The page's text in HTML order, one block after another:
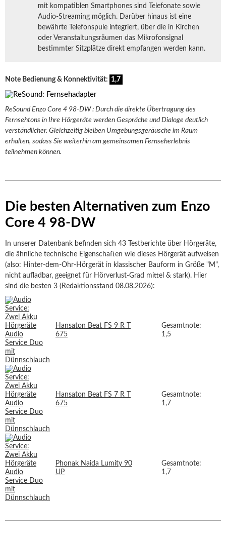
mit kompatiblen Smartphones sind Telefonate sowie
Audio-Streaming möglich. Darüber hinaus ist eine
bewährte Telefonspule integriert, über die in Kirchen
oder Veranstaltungsräumen das Mikrofonsignal
bestimmter Sitzplätze direkt empfangen werden kann.
Note Bedienung & Konnektivität: 1,7
ReSound Enzo Core 4 98-DW : Durch die direkte Übertragung des
Fernsehtons in Ihre Hörgeräte werden Gespräche und Dialoge deutlich
verständlicher. Gleichzeitig bleiben Umgebungsgeräusche im Raum
erhalten, sodass Sie weiterhin am gemeinsamen Fernseherlebnis
teilnehmen können.
Die besten Alternativen zum Enzo
Core 4 98-DW
In unserer Datenbank befinden sich 43 Testberichte über Hörgeräte,
die ähnliche technische Eigenschaften wie dieses Hörgerät aufweisen
(also: Hinter-dem-Ohr-Hörgerät in klassischer Bauform in Größe "M",
nicht aufladbar, geeignet für Hörverlust-Grad mittel & stark). Hier
sind die besten 3 (Redaktionsstand 08.08.2026):
Hansaton Beat FS 9 R T
675
Gesamtnote:
1,5
Hansaton Beat FS 7 R T
675
Gesamtnote:
1,7
Phonak Naida Lumity 90
UP
Gesamtnote:
1,7